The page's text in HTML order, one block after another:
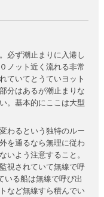
必ず潮止まりに入港し
ノット近く流れる非常
ていてとうていヨット
分はあるが潮止まりな
。基本的にここは大型
わるという独特のルー
を通るなら無理に従わ
いよう注意すること。
視されていて無線で呼
いる船は無線で呼び出
など無線すら積んでい